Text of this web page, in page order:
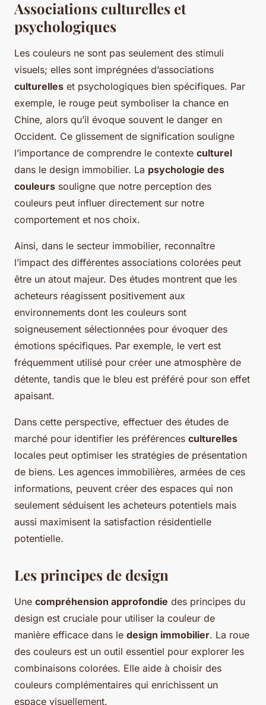
Associations culturelles et
psychologiques
Les couleurs ne sont pas seulement des stimuli
visuels; elles sont imprégnées d’associations
culturelles et psychologiques bien spécifiques. Par
exemple, le rouge peut symboliser la chance en
Chine, alors qu’il évoque souvent le danger en
Occident. Ce glissement de signification souligne
l’importance de comprendre le contexte culturel
dans le design immobilier. La psychologie des
couleurs souligne que notre perception des
couleurs peut influer directement sur notre
comportement et nos choix.
Ainsi, dans le secteur immobilier, reconnaître
l’impact des différentes associations colorées peut
être un atout majeur. Des études montrent que les
acheteurs réagissent positivement aux
environnements dont les couleurs sont
soigneusement sélectionnées pour évoquer des
émotions spécifiques. Par exemple, le vert est
fréquemment utilisé pour créer une atmosphère de
détente, tandis que le bleu est préféré pour son effet
apaisant.
Dans cette perspective, effectuer des études de
marché pour identifier les préférences culturelles
locales peut optimiser les stratégies de présentation
de biens. Les agences immobilières, armées de ces
informations, peuvent créer des espaces qui non
seulement séduisent les acheteurs potentiels mais
aussi maximisent la satisfaction résidentielle
potentielle.
Les principes de design
Une compréhension approfondie des principes du
design est cruciale pour utiliser la couleur de
manière efficace dans le design immobilier. La roue
des couleurs est un outil essentiel pour explorer les
combinaisons colorées. Elle aide à choisir des
couleurs complémentaires qui enrichissent un
espace visuellement.